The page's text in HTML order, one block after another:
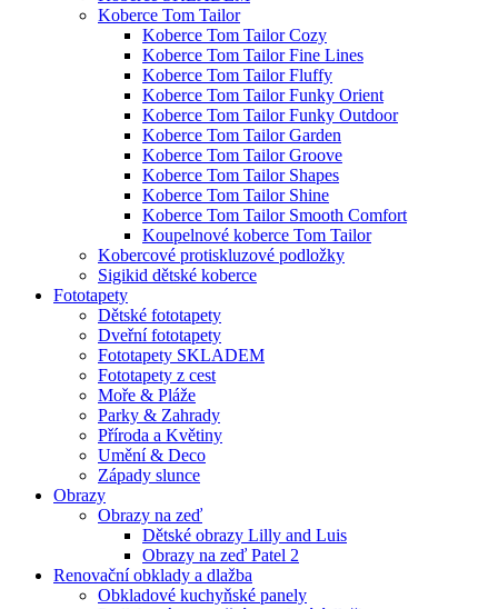
Koberce Tom Tailor
Koberce Tom Tailor Cozy
Koberce Tom Tailor Fine Lines
Koberce Tom Tailor Fluffy
Koberce Tom Tailor Funky Orient
Koberce Tom Tailor Funky Outdoor
Koberce Tom Tailor Garden
Koberce Tom Tailor Groove
Koberce Tom Tailor Shapes
Koberce Tom Tailor Shine
Koberce Tom Tailor Smooth Comfort
Koupelnové koberce Tom Tailor
Kobercové protiskluzové podložky
Sigikid dětské koberce
Fototapety
Dětské fototapety
Dveřní fototapety
Fototapety SKLADEM
Fototapety z cest
Moře & Pláže
Parky & Zahrady
Příroda a Květiny
Umění & Deco
Západy slunce
Obrazy
Obrazy na zeď
Dětské obrazy Lilly and Luis
Obrazy na zeď Patel 2
Renovační obklady a dlažba
Obkladové kuchyňské panely